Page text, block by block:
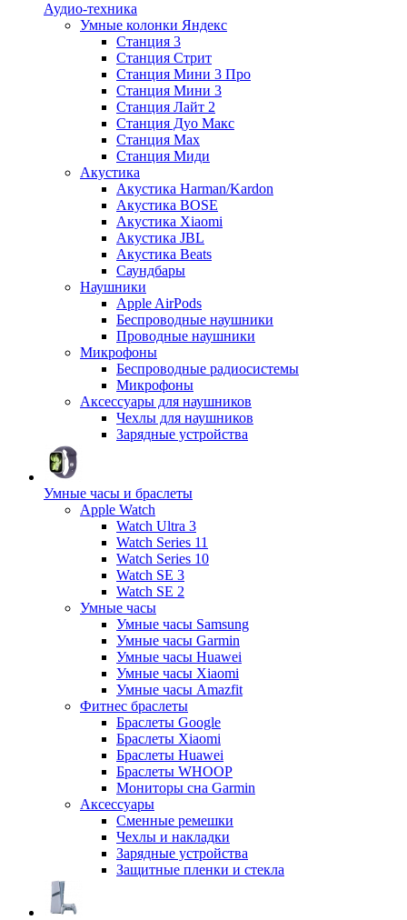
Аудио-техника
Умные колонки Яндекс
Станция 3
Станция Стрит
Станция Мини 3 Про
Станция Мини 3
Станция Лайт 2
Станция Дуо Макс
Станция Max
Станция Миди
Акустика
Акустика Harman/Kardon
Акустика BOSE
Акустика Xiaomi
Акустика JBL
Акустика Beats
Саундбары
Наушники
Apple AirPods
Беспроводные наушники
Проводные наушники
Микрофоны
Беспроводные радиосистемы
Микрофоны
Аксессуары для наушников
Чехлы для наушников
Зарядные устройства
Умные часы и браслеты
Apple Watch
Watch Ultra 3
Watch Series 11
Watch Series 10
Watch SE 3
Watch SE 2
Умные часы
Умные часы Samsung
Умные часы Garmin
Умные часы Huawei
Умные часы Xiaomi
Умные часы Amazfit
Фитнес браслеты
Браслеты Google
Браслеты Xiaomi
Браслеты Huawei
Браслеты WHOOP
Мониторы сна Garmin
Аксессуары
Сменные ремешки
Чехлы и накладки
Зарядные устройства
Защитные пленки и стекла